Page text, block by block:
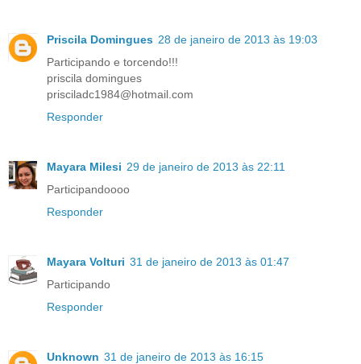
Priscila Domingues 28 de janeiro de 2013 às 19:03
Participando e torcendo!!!
priscila domingues
prisciladc1984@hotmail.com
Responder
Mayara Milesi 29 de janeiro de 2013 às 22:11
Participandoooo
Responder
Mayara Volturi 31 de janeiro de 2013 às 01:47
Participando
Responder
Unknown 31 de janeiro de 2013 às 16:15